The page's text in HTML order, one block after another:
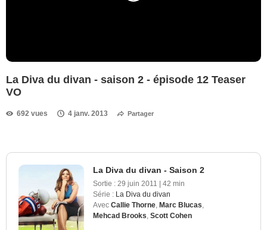
La Diva du divan - saison 2 - épisode 12 Teaser
VO
692 vues 4 janv. 2013 Partager
La Diva du divan - Saison 2
Sortie : 29 juin 2011 | 42 min
Série : La Diva du divan
Avec Callie Thorne Marc Blucas
Mehcad Brooks Scott Cohen